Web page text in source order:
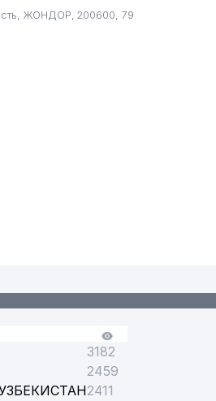
ЖОНДОР, 200600, 79
3182
2459
2411